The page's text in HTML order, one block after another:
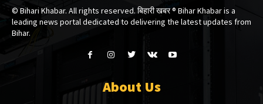
© Bihari Khabar. All rights reserved. बिहारी खबर ®​ Bihar Khabar is a
leading news portal dedicated to delivering the latest updates from
Bihar.
About Us